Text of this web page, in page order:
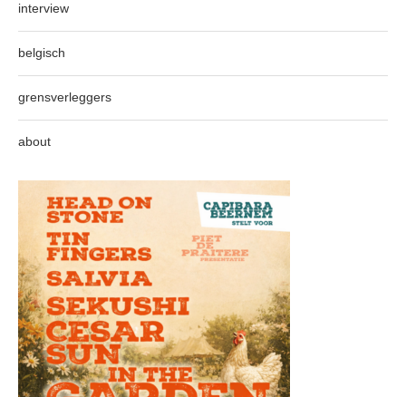
interview
belgisch
grensverleggers
about